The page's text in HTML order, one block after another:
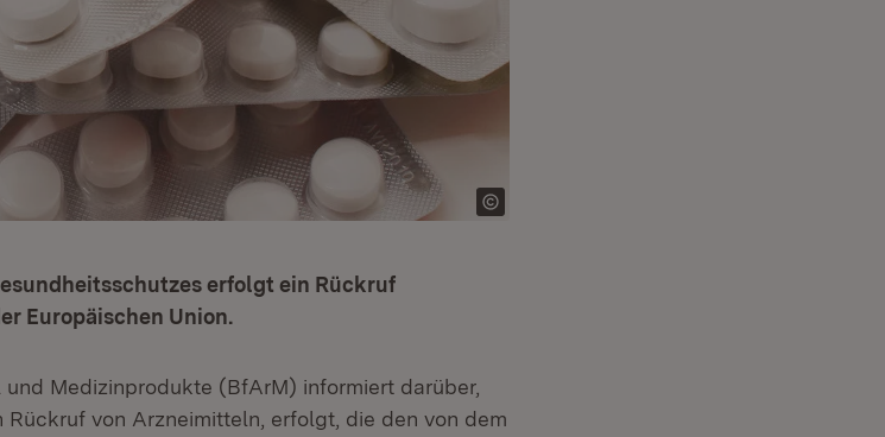
erfolgt ein Rückruf
Europäischen Union.
Medizinprodukte (BfArM) informiert darüber,
Rückruf von Arzneimitteln, erfolgt, die den von dem